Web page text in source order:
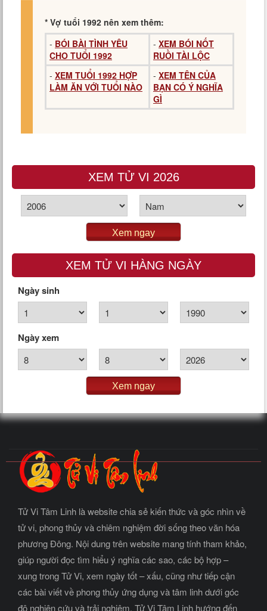
* Vợ tuổi 1992 nên xem thêm:
- BÓI BÀI TÌNH YÊU
CHO TUỔI 1992
- XEM BÓI NỐT
RUỒI TÀI LỘC
- XEM TUỔI 1992 HỢP
LÀM ĂN VỚI TUỔI NÀO
- XEM TÊN CỦA
BẠN CÓ Ý NGHĨA
GÌ
XEM TỬ VI 2026
Xem ngay
XEM TỬ VI HÀNG NGÀY
Ngày sinh
Ngày xem
Xem ngay
Tử Vi Tâm Linh là website chia sẻ kiến thức và góc nhìn về
tử vi, phong thủy và chiêm nghiệm đời sống theo văn hóa
phương Đông. Nội dung trên website mang tính tham khảo,
giúp người đọc tìm hiểu ý nghĩa các sao, các bộ hợp –
xung trong Tử Vi, xem ngày tốt – xấu, cũng như tiếp cận
các bài viết về phong thủy ứng dụng và tâm linh dưới góc
độ nghiên cứu và trải nghiệm. Tử Vi Tâm Linh hướng đến